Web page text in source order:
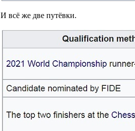
И всё же две путёвки.